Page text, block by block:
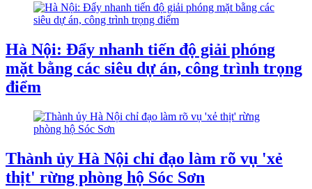
Hà Nội: Đẩy nhanh tiến độ giải phóng
mặt bằng các siêu dự án, công trình trọng
điểm
Thành ủy Hà Nội chỉ đạo làm rõ vụ 'xẻ
thịt' rừng phòng hộ Sóc Sơn